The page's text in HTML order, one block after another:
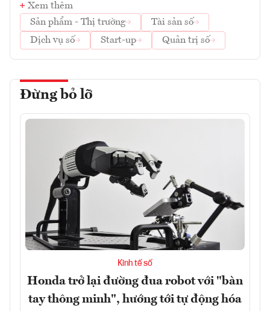
Xem thêm
Sản phẩm - Thị trường
Tài sản số
Dịch vụ số
Start-up Quản trị số
Đừng bỏ lỡ
Kinh tế số
Honda trở lại đường đua robot với "bàn
tay thông minh", hướng tới tự động hóa